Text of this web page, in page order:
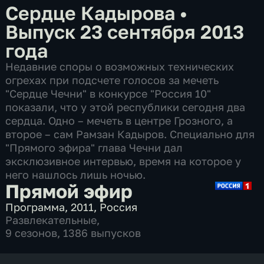
Сердце Кадырова •
Выпуск 23 сентября 2013
года
Недавние споры о возможных технических
огрехах при подсчете голосов за мечеть
"Сердце Чечни" в конкурсе "Россия 10"
показали, что у этой республики сегодня два
сердца. Одно – мечеть в центре Грозного, а
второе – сам Рамзан Кадыров. Специально для
"Прямого эфира" глава Чечни дал
эксклюзивное интервью, время на которое у
него нашлось лишь ночью.
Прямой эфир
Программа,2011, Россия
Развлекательные,
9 сезонов, 1386 выпусков